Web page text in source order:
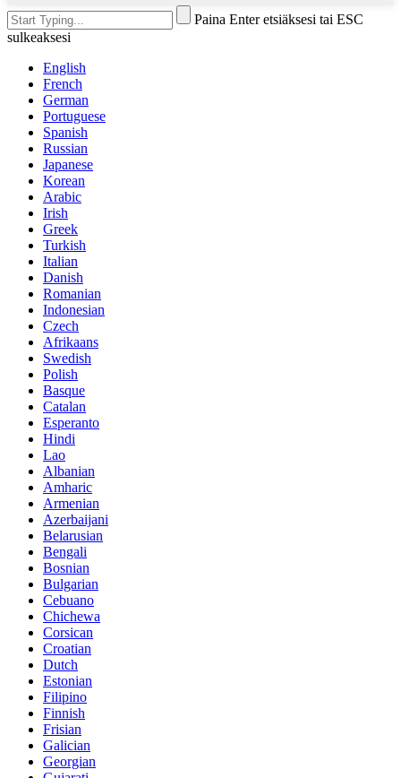
Paina Enter etsiäksesi tai ESC
sulkeaksesi
English
French
German
Portuguese
Spanish
Russian
Japanese
Korean
Arabic
Irish
Greek
Turkish
Italian
Danish
Romanian
Indonesian
Czech
Afrikaans
Swedish
Polish
Basque
Catalan
Esperanto
Hindi
Lao
Albanian
Amharic
Armenian
Azerbaijani
Belarusian
Bengali
Bosnian
Bulgarian
Cebuano
Chichewa
Corsican
Croatian
Dutch
Estonian
Filipino
Finnish
Frisian
Galician
Georgian